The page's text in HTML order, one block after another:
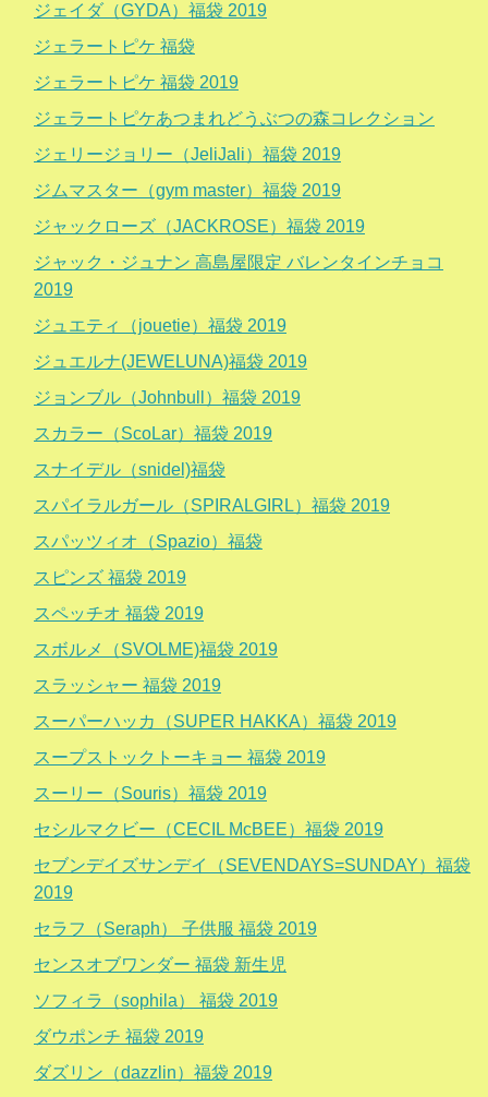
ジェイダ（GYDA）福袋 2019
ジェラートピケ 福袋
ジェラートピケ 福袋 2019
ジェラートピケあつまれどうぶつの森コレクション
ジェリージョリー（JeliJali）福袋 2019
ジムマスター（gym master）福袋 2019
ジャックローズ（JACKROSE）福袋 2019
ジャック・ジュナン 高島屋限定 バレンタインチョコ
2019
ジュエティ（jouetie）福袋 2019
ジュエルナ(JEWELUNA)福袋 2019
ジョンブル（Johnbull）福袋 2019
スカラー（ScoLar）福袋 2019
スナイデル（snidel)福袋
スパイラルガール（SPIRALGIRL）福袋 2019
スパッツィオ（Spazio）福袋
スピンズ 福袋 2019
スペッチオ 福袋 2019
スボルメ（SVOLME)福袋 2019
スラッシャー 福袋 2019
スーパーハッカ（SUPER HAKKA）福袋 2019
スープストックトーキョー 福袋 2019
スーリー（Souris）福袋 2019
セシルマクビー（CECIL McBEE）福袋 2019
セブンデイズサンデイ（SEVENDAYS=SUNDAY）福袋
2019
セラフ（Seraph） 子供服 福袋 2019
センスオブワンダー 福袋 新生児
ソフィラ（sophila） 福袋 2019
ダウポンチ 福袋 2019
ダズリン（dazzlin）福袋 2019